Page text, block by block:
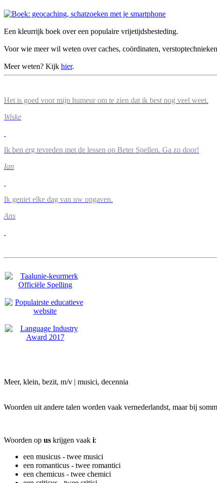
Een kleurrijk boek over een populaire vrijetijdsbesteding.
Voor wie meer wil weten over caches, coördinaten,
Meer weten? Kijk hier.
Het is goed voor mijn humeur om te zien dat ik best nog veel weet.
Wiske
Ik ben erg tevreden met de lessen op Beter Spellen. Ga zo door!
Ian
Ik geniet elke dag van uw opgaven.
Ans
Meer, klein, bezit, m/v | musici, decennia
Woorden uit andere talen worden vaak vernederlandst, maar bij
Woorden op us krijgen vaak i:
een musicus - twee musici
een romanticus - twee romantici
een chemicus - twee chemici